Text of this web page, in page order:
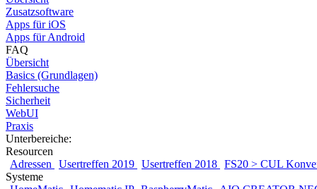
Zusatzsoftware
Apps für iOS
Apps für Android
FAQ
Übersicht
Basics (Grundlagen)
Fehlersuche
Sicherheit
WebUI
Praxis
Unterbereiche:
Resourcen
Adressen
Usertreffen 2019 Usertreffen 2018 FS20 > CUL
Systeme